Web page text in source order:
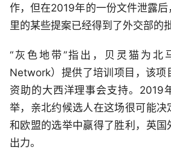
作，但在2019年的一份文件泄露
里的某些提案已经得到了外交部的
“灰色地带”指出，贝灵猫为北
Network）提供了培训项目，该项
资助的大西洋理事会支持。2019
举，亲北约候选人在这场很可能决
和欧盟的选举中赢得了胜利，英国
出力。